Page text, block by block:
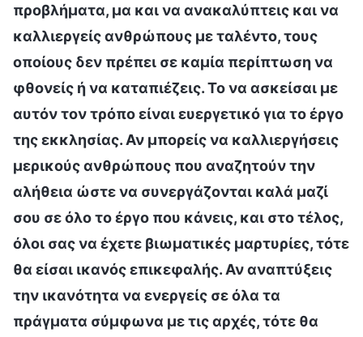
προβλήματα, μα και να ανακαλύπτεις και να
καλλιεργείς ανθρώπους με ταλέντο, τους
οποίους δεν πρέπει σε καμία περίπτωση να
φθονείς ή να καταπιέζεις. Το να ασκείσαι με
αυτόν τον τρόπο είναι ευεργετικό για το έργο
της εκκλησίας. Αν μπορείς να καλλιεργήσεις
μερικούς ανθρώπους που αναζητούν την
αλήθεια ώστε να συνεργάζονται καλά μαζί
σου σε όλο το έργο που κάνεις, και στο τέλος,
όλοι σας να έχετε βιωματικές μαρτυρίες, τότε
θα είσαι ικανός επικεφαλής. Αν αναπτύξεις
την ικανότητα να ενεργείς σε όλα τα
πράγματα σύμφωνα με τις αρχές, τότε θα